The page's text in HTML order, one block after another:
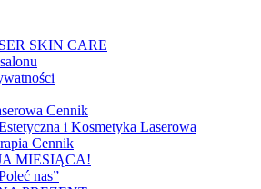
SKIN CARE
Cennik
i Kosmetyka Laserowa
Cennik
MIESIĄCA!
nas”